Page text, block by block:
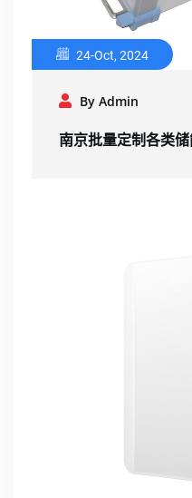
24-Oct, 2024
By Admin
南京批量定制各类